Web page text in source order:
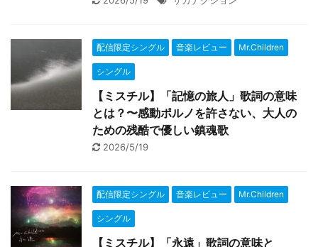
配信限定シングル 音楽レビュー Mr.Children
シングル
【ミスチル】「記憶の旅人」歌詞の意味
とは？〜感動ポルノを許さない、大人の
ための残酷で優しい鎮魂歌
2026/5/19
配信限定シングル 音楽レビュー Mr.Children
シングル
【ミスチル】「永遠」歌詞の意味と